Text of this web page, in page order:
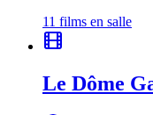
11 films en salle
Le Dôme